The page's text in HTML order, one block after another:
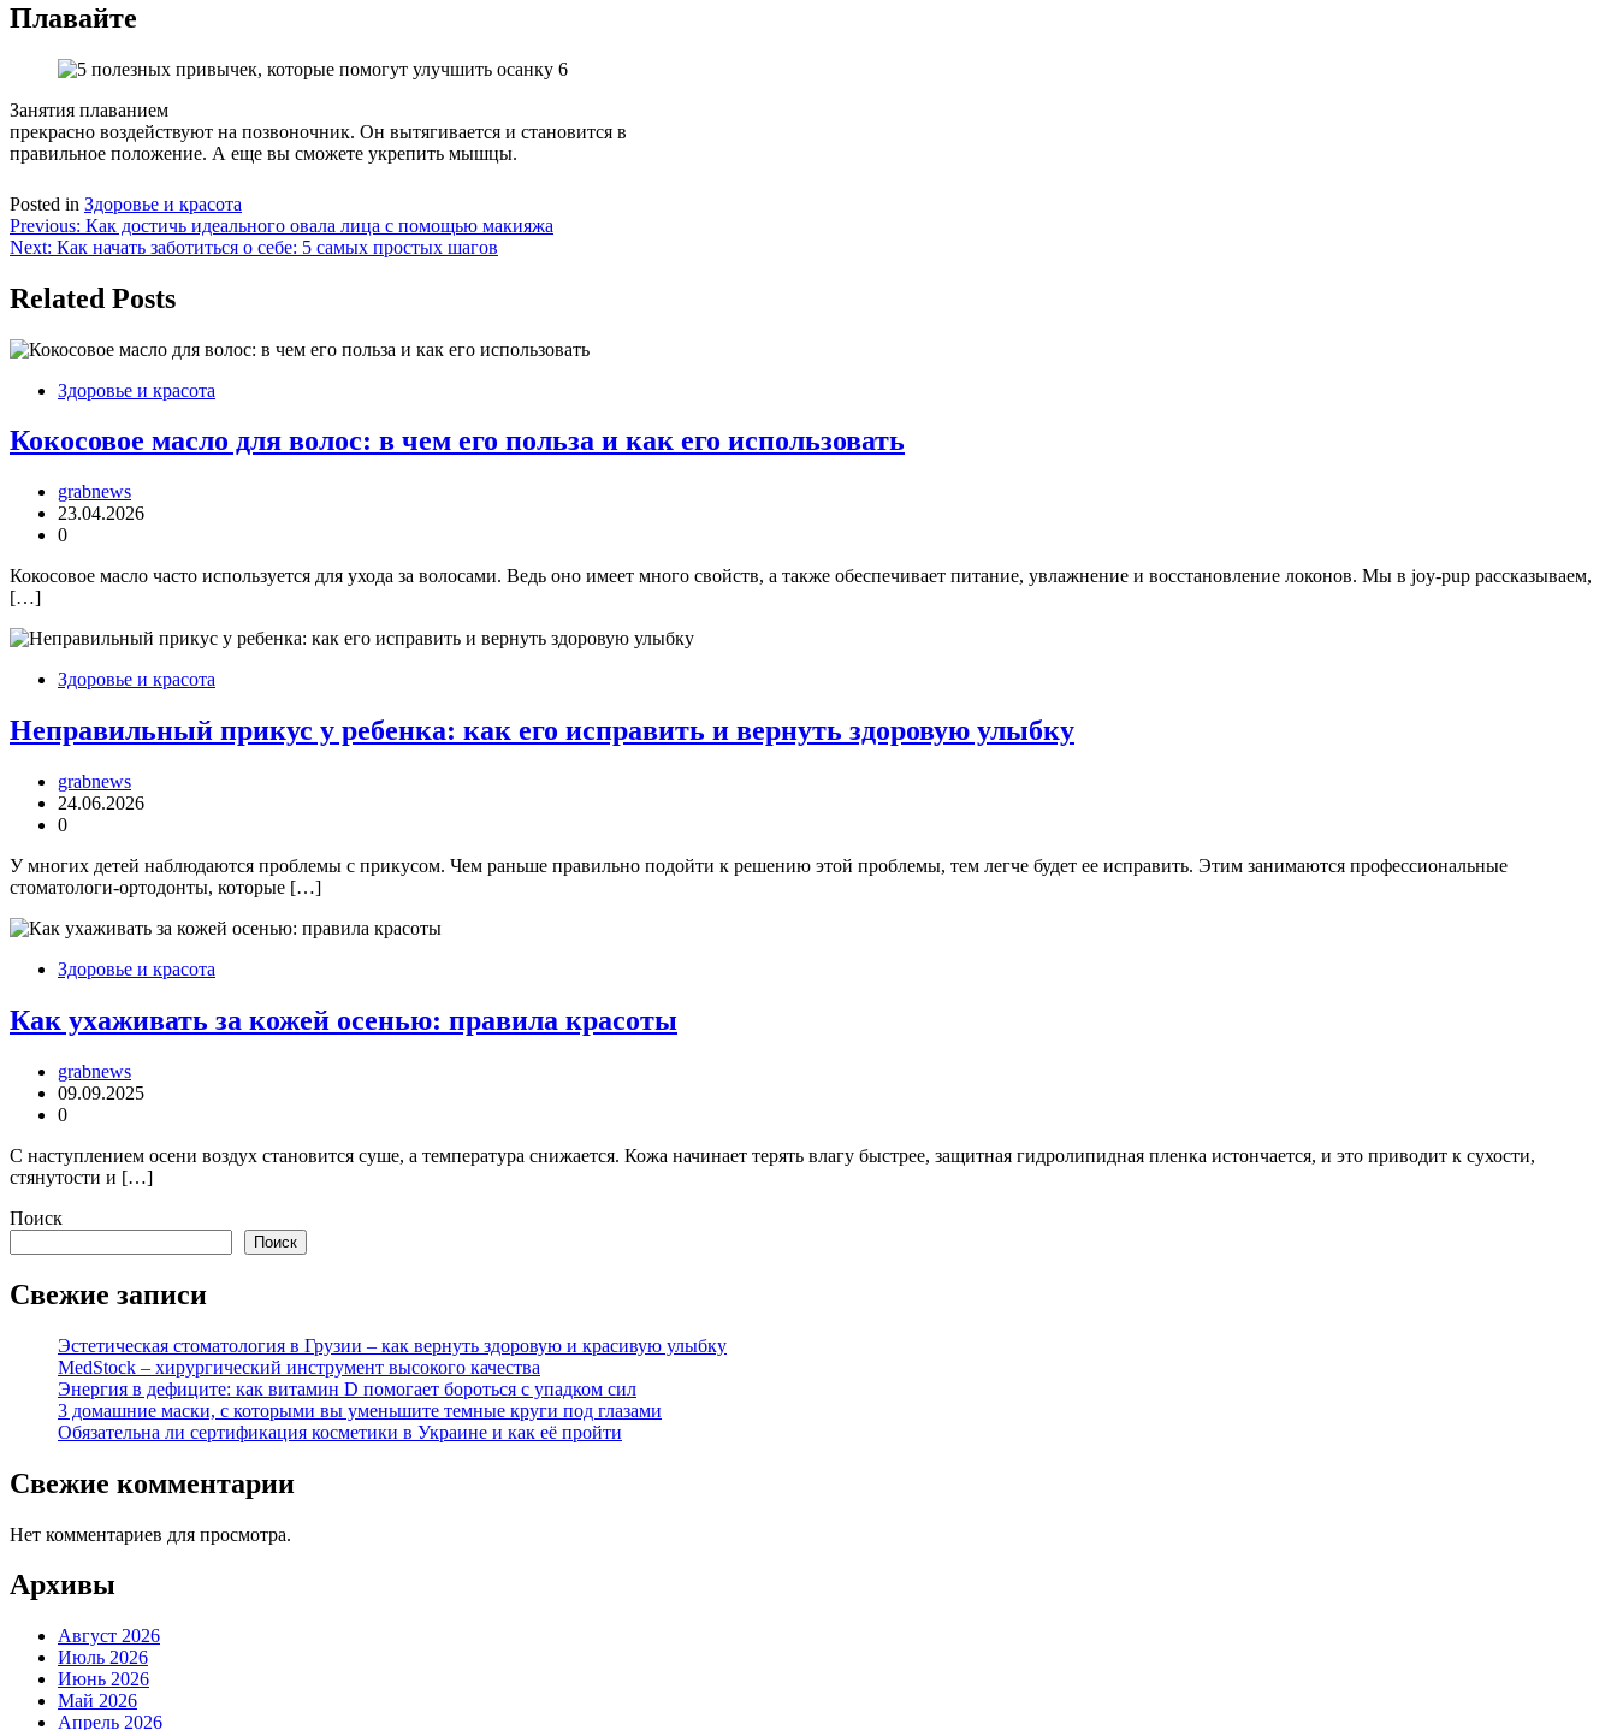
Плавайте
Занятия плаванием
прекрасно воздействуют на позвоночник. Он вытягивается и становится в
правильное положение. А еще вы сможете укрепить мышцы.
Posted in Здоровье и красота
Навигация
по
записям
Previous: Как достичь идеального овала лица с помощью макияжа
Next: Как начать заботиться о себе: 5 самых простых шагов
Related Posts
Здоровье и красота
Кокосовое масло для волос: в чем его польза и как его использовать
grabnews
23.04.2026
0
Кокосовое масло часто используется для ухода за волосами. Ведь оно имеет много свойств, а также обеспечивает питание, увлажнение и восстановление локонов. Мы в joy-pup рассказываем,
[…]
Здоровье и красота
Неправильный прикус у ребенка: как его исправить и вернуть здоровую улыбку
grabnews
24.06.2026
0
У многих детей наблюдаются проблемы с прикусом. Чем раньше правильно подойти к решению этой проблемы, тем легче будет ее исправить. Этим занимаются профессиональные
стоматологи-ортодонты, которые […]
Здоровье и красота
Как ухаживать за кожей осенью: правила красоты
grabnews
09.09.2025
0
С наступлением осени воздух становится суше, а температура снижается. Кожа начинает терять влагу быстрее, защитная гидролипидная пленка истончается, и это приводит к сухости,
стянутости и […]
Поиск
Поиск
Свежие записи
Эстетическая стоматология в Грузии – как вернуть здоровую и красивую улыбку
MedStock – хирургический инструмент высокого качества
Энергия в дефиците: как витамин D помогает бороться с упадком сил
3 домашние маски, с которыми вы уменьшите темные круги под глазами
Обязательна ли сертификация косметики в Украине и как её пройти
Свежие комментарии
Нет комментариев для просмотра.
Архивы
Август 2026
Июль 2026
Июнь 2026
Май 2026
Апрель 2026